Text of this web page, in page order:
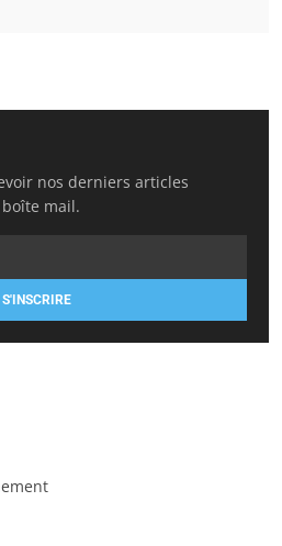
nos derniers articles
mail.
S'INSCRIRE